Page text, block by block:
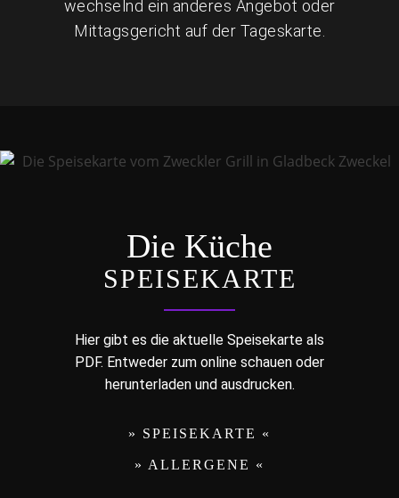
wechselnd ein anderes Angebot oder
Mittagsgericht auf der Tageskarte.
Die Küche
SPEISEKARTE
Hier gibt es die aktuelle Speisekarte als
PDF. Entweder zum online schauen oder
herunterladen und ausdrucken.
» SPEISEKARTE «
» ALLERGENE «